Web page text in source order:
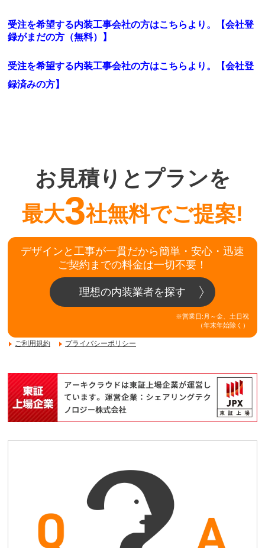
受注を希望する内装工事会社の方はこちらより。【会社登
録がまだの方（無料）】
受注を希望する内装工事会社の方はこちらより。
【会社登
録済みの方】
お見積りとプランを
最大3社無料でご提案!
デザインと工事が一貫だから簡単・安心・迅速
ご契約までの料金は一切不要！
理想の内装業者を探す
※営業日:月～金、土日祝
（年末年始除く）
ご利用規約 プライバシーポリシー